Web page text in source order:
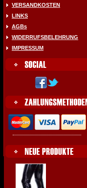
VERSANDKOSTEN
LINKS
AGBs
WIDERRUFSBELEHRUNG
IMPRESSUM